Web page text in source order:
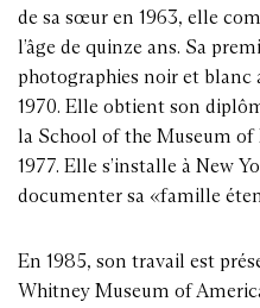
de sa sœur en 1963, elle
l’âge de quinze ans. Sa
photographies noir et blanc
1970. Elle obtient son
la School of the Museum of
1977. Elle s’installe à New
documenter sa «famille
En 1985, son travail est
Whitney Museum of